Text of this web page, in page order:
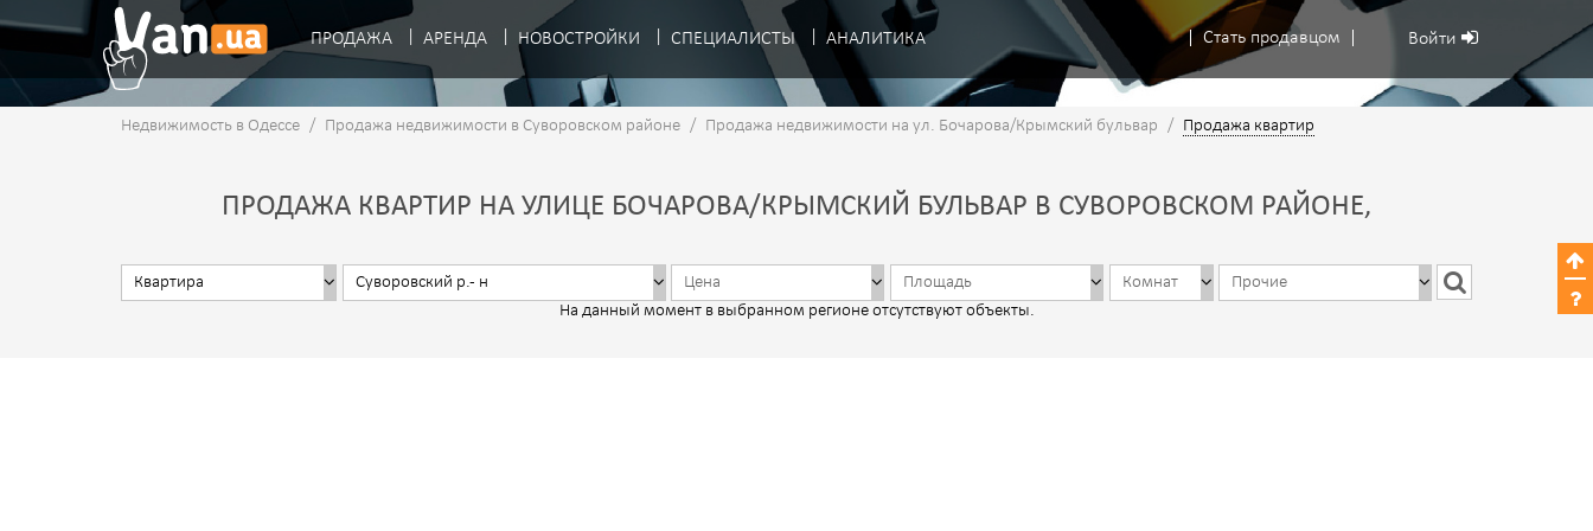
Стать продавцом Войти
ПРОДАЖА АРЕНДА НОВОСТРОЙКИ СПЕЦИАЛИСТЫ АНАЛИТИКА
Недвижимость в Одессе / Продажа недвижимости в Суворовском районе / Продажа недвижимости на ул. Бочарова/Крымский бульвар / Продажа квартир
ПРОДАЖА КВАРТИР НА УЛИЦЕ БОЧАРОВА/КРЫМСКИЙ БУЛЬВАР В СУВОРОВСКОМ РАЙОНЕ,
На данный момент в выбранном регионе отсутствуют объекты.